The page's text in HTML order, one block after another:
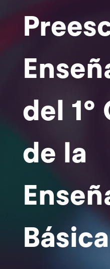
del 1º
de la
Básica